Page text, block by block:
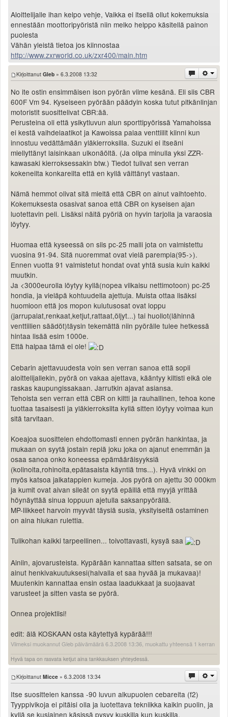
Aloittelijalle ihan kelpo vehje, Vaikka ei itsellä ollut kokemuksia
ennestään moottoripyöristä niin melko helppo käsitellä painon
puolesta
Vähän yleistä tietoa jos kiinnostaa
http://www.zxrworld.co.uk/zxr400/main.htm
Kirjoittanut Gleb » 6.3.2008 13:32
No ite ostin ensimmäisen ison pyörän viime kesänä. Eli siis CBR
600F Vm 94. Kyseiseen pyörään päädyin koska tutut pitkänlinjan
motoristit suosittelivat CBR:ää.
Perusteina oli että ysikytluvun alun sporttipyörissä Yamahoissa
ei kestä vaihdelaatikot ja Kawoissa palaa venttiilit kiinni kun
innostuu vedättämään yläkierroksilla. Suzuki ei itseäni
miellyttänyt laisinkaan ulkonäöltä. (Ja olipa minulla yksi ZZR-
kawasaki kierroksessakin btw.) Tiedot tulivat sen verran
kokeneilta konkareilta että en kyllä väittänyt vastaan.
Nämä hemmot olivat sitä mieltä että CBR on ainut vaihtoehto.
Kokemuksesta osasivat sanoa että CBR on kyseisen ajan
luotettavin peli. Lisäksi näitä pyöriä on hyvin tarjolla ja varaosia
löytyy.
Huomaa että kyseessä on siis pc-25 malli jota on valmistettu
vuosina 91-94. Sitä nuoremmat ovat vielä parempia(95->).
Ennen vuotta 91 valmistetut hondat ovat yhtä susia kuin kaikki
muutkin.
Ja <3000eurolla löytyy kyllä(nopea vilkaisu nettimotoon) pc-25
hondia, ja vieläpä kohtuudella ajettuja. Muista ottaa lisäksi
huomioon että jos mopon kulutusosat ovat loppu
(jarrupalat,renkaat,ketjut,rattaat,öljyt...) tai huollot(lähinnä
venttiilien säädöt)täysin tekemättä niin pyörälle tulee hetkessä
hintaa lisää esim 1000e.
Että halpaa tämä ei ole!
Cebarin ajettavuudesta voin sen verran sanoa että sopii
aloittelijallekin, pyörä on vakaa ajettava, kääntyy kiltisti eikä ole
raskas kaupungissakaan. Jarrutkin ajavat asiansa.
Tehoista sen verran että CBR on kiltti ja rauhallinen, tehoa kone
tuottaa tasaisesti ja yläkierroksilta kyllä sitten löytyy voimaa kun
sitä tarvitaan.
Koeajoa suosittelen ehdottomasti ennen pyörän hankintaa, ja
mukaan on syytä jostain repiä joku joka on ajanut enemmän ja
osaa sanoa onko koneessa epämääräisyyksiä
(kolinoita,rohinoita,epätasaista käyntiä tms...). Hyvä vinkki on
myös katsoa jalkatappien kumeja. Jos pyörä on ajettu 30 000km
ja kumit ovat aivan sileät on syytä epäillä että myyjä yrittää
höynäyttää sinua loppuun ajetulla saksanpyörällä.
MP-liikkeet harvoin myyvät täysiä susia, yksityiseltä ostaminen
on aina hiukan rulettia.
Tulikohan kaikki tarpeellinen... toivottavasti, kysyä saa
Ainiin, ajovarusteista. Kypärään kannattaa sitten satsata, se on
ainut henkivakuutuksesi(halvalla et saa hyvää ja mukavaa)!
Muutenkin kannattaa ensin ostaa laadukkaat ja suojaavat
varusteet ja sitten vasta se pyörä.
Onnea projektiisi!
edit: älä KOSKAAN osta käytettyä kypärää!!!
Viimeksi muokannut Gleb päivämäärä 6.3.2008 13:36, muokattu yhteensä 1 kerran
Hyvä tapa on rasvata ketjut aina tankkauksen yhteydessä.
Kirjoittanut Micce » 6.3.2008 13:34
Itse suosittelen kanssa -90 luvun alkupuolen cebareita (f2)
Tyyppivikoja ei pitäisi olla ja luotettava tekniikka kaikin puolin, ja
kyllä se kusiainen käsissä pysyy kuskilla kun kuskilla.